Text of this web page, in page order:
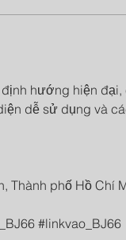
hướng hiện đại,
dễ sử dụng và
Thành phố Hồ Chí
#linkvao_BJ66